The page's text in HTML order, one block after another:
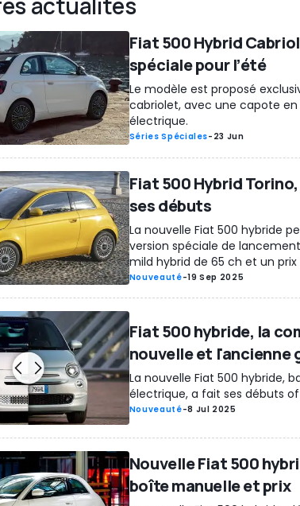
Fiat 500 Hybrid
spéciale pour l’été
Le modèle est proposé
cabriolet, avec une capote
électrique.
Séries Spéciales- 23 Jun
Fiat 500 Hybrid
ses débuts
La nouvelle Fiat 500 hybride
version spéciale de
mild hybrid de 65 ch et un
Nouveauté-19 Sep 2025
Fiat 500 hybride, la
nouvelle et l'ancienne
La nouvelle Fiat 500 hybride,
électrique, a fait ses débuts
Nouveauté-8 Jul 2025
Nouvelle Fiat 500
boîte manuelle et prix